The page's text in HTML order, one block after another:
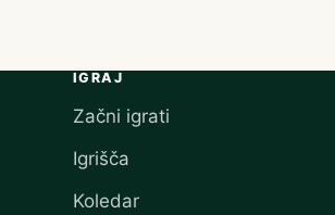
IGRAJ
Začni igrati
Igrišča
Koledar